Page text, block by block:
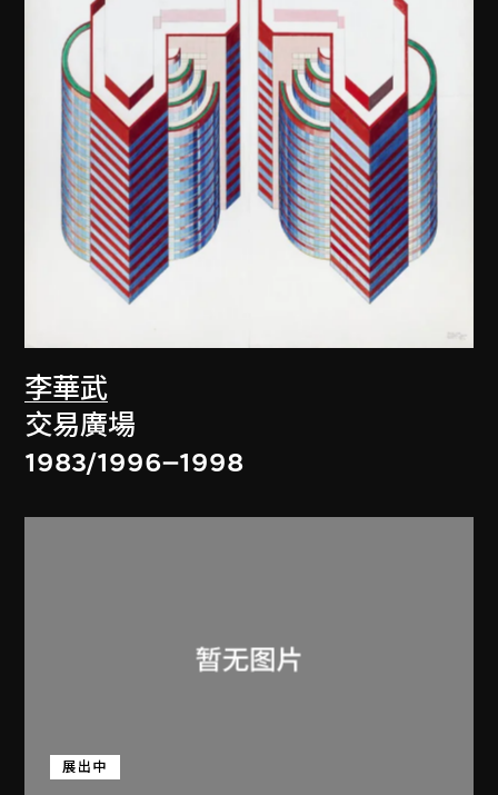
李華武
交易廣場
1983/1996–1998
展出中